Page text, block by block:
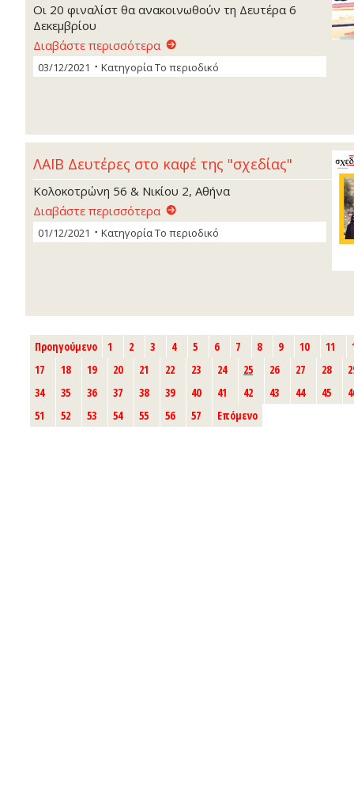
Οι 20 φιναλίστ θα ανακοινωθούν τη Δευτέρα 6
Δεκεμβρίου
Διαβάστε περισσότερα
03/12/2021 ΚατηγορίαΤο περιοδικό
ΛΑΪΒ Δευτέρες στο καφέ της "σχεδίας"
Κολοκοτρώνη 56 & Νικίου 2, Αθήνα
Διαβάστε περισσότερα
01/12/2021 ΚατηγορίαΤο περιοδικό
Προηγούμενο 1 2 3 4 5 6 7 8 9 10 11
17
18 19 20 21 22 23 24 25 26 27 28
34
35 36 37 38 39 40 41 42 43 44 45
51
52 53 54 55 56 57 Επόμενο